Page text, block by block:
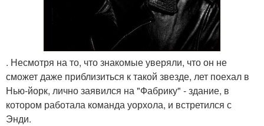
. Несмотря на то, что знакомые уверяли, что он не
сможет даже приблизиться к такой звезде, лет поехал в
Нью-йорк, лично заявился на "Фабрику" - здание, в
котором работала команда уорхола, и встретился с
Энди.